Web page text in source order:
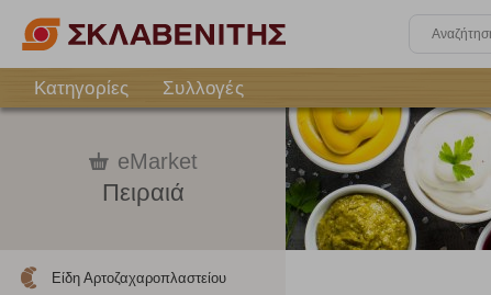
Κατηγορίες
Συλλογές
eMarket
Πειραιά
Είδη Αρτοζαχαροπλαστείου